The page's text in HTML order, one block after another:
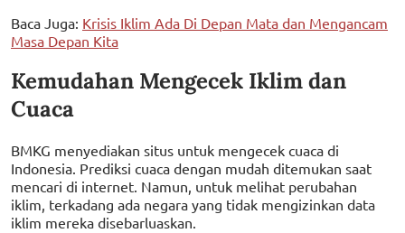
Baca Juga: Krisis Iklim Ada Di Depan Mata dan Mengancam
Masa Depan Kita
Kemudahan Mengecek Iklim dan
Cuaca
BMKG menyediakan situs untuk mengecek cuaca di
Indonesia. Prediksi cuaca dengan mudah ditemukan saat
mencari di internet. Namun, untuk melihat perubahan
iklim, terkadang ada negara yang tidak mengizinkan data
iklim mereka disebarluaskan.